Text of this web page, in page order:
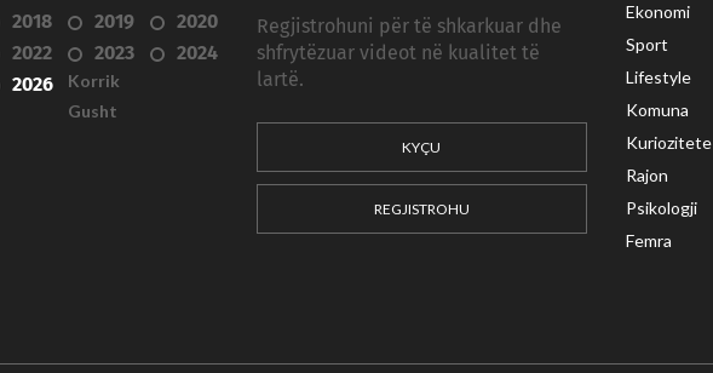
2018 2019
2020
2022 2023
2024
2026
Korrik
Gusht
Regjistrohuni për të shkarkuar dhe
shfrytëzuar videot në kualitet të
lartë.
KYÇU
REGJISTROHU
Ekonomi
Sport
Lifestyle
Komuna
Kuriozitete
Rajon
Psikologji
Femra